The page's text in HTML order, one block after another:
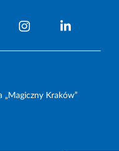
Kraków”